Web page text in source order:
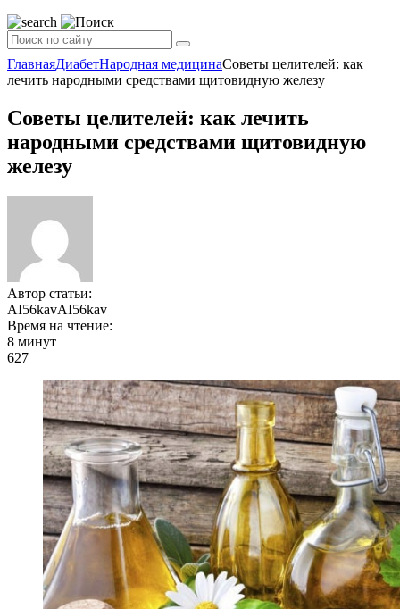
ГлавнаяДиабетНародная медицинаСоветы целителей: как
лечить народными средствами щитовидную железу
Советы целителей: как лечить
народными средствами щитовидную
железу
Автор статьи:
AI56kavAI56kav
Время на чтение:
8 минут
627